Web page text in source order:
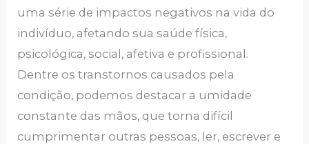
uma série de impactos negativos na vida do
indivíduo, afetando sua saúde física,
psicológica, social, afetiva e profissional.
Dentre os transtornos causados pela
condição, podemos destacar a umidade
constante das mãos, que torna difícil
cumprimentar outras pessoas, ler, escrever e